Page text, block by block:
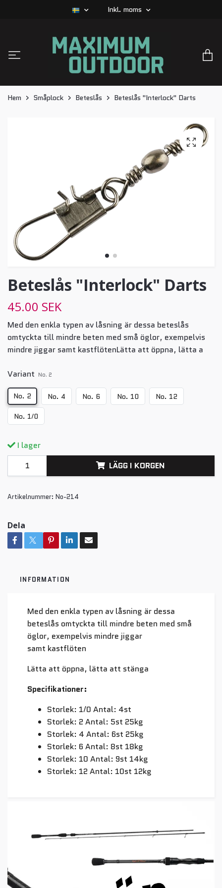
Inkl. moms
Hem Småplock Beteslås Beteslås "Interlock" Darts
Beteslås "Interlock" Darts
45.00 SEK
Med den enkla typen av låsning är dessa beteslås
omtyckta till mindre beten med små öglor, exempelvis
mindre jiggar samt kastflötenLätta att öppna, lätta a
Variant No. 2
No. 2 No. 4 No. 6 No. 10
No. 12
No. 1/0
I lager
LÄGG I KORGEN
Artikelnummer: No-214
Dela
INFORMATION
Med den enkla typen av låsning är dessa
beteslås omtyckta till mindre beten med små
öglor, exempelvis mindre jiggar
samt kastflöten
Lätta att öppna, lätta att stänga
Specifikationer:
Storlek: 1/0 Antal: 4st
Storlek: 2 Antal: 5st 25kg
Storlek: 4 Antal: 6st 25kg
Storlek: 6 Antal: 8st 18kg
Storlek: 10 Antal: 9st 14kg
Storlek: 12 Antal: 10st 12kg